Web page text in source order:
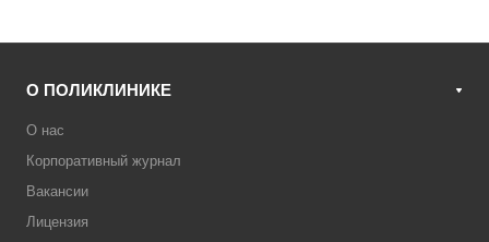
О ПОЛИКЛИНИКЕ
О нас
Корпоративный журнал
Вакансии
Лицензия